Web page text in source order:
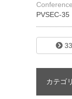
Conference
PVSEC-
カテゴ